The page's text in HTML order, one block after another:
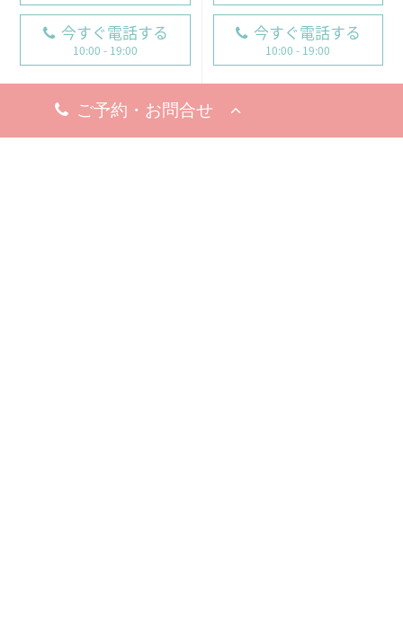
今すぐ電話する
10:00 - 19:00
10:00 - 19:00
○木・金・土・日
今すぐ電話する
10:00 - 19:00